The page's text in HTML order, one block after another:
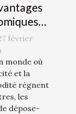
de
minute
février
monde où
et la
règnent
les
dépose-